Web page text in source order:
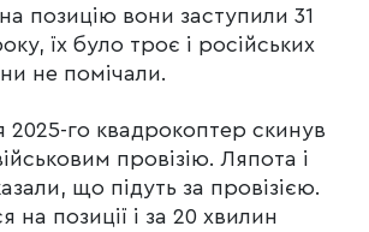
позицію вони заступили 31
їх було троє і російських
не помічали.
2025-го квадрокоптер скинув
провізію. Ляпота і
що підуть за провізією.
на позиції і за 20 хвилин